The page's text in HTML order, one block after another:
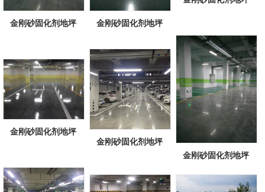
金刚砂固化剂地坪 金刚砂固化剂地坪
金刚砂固化剂地坪
金刚砂固化剂地坪
金刚砂固化剂地坪